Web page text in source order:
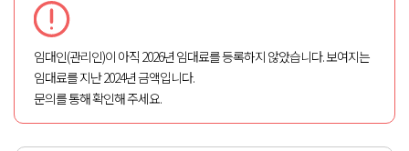
임대인(관리인)이 아직 2026년 임대료를 등록하지 않았습니다. 보여지는
임대료를 지난 2024년 금액입니다.
문의를 통해 확인해 주세요.